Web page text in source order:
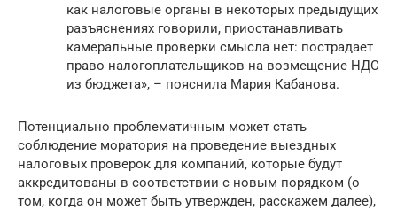
как налоговые органы в некоторых предыдущих
разъяснениях говорили, приостанавливать
камеральные проверки смысла нет: пострадает
право налогоплательщиков на возмещение НДС
из бюджета», – пояснила Мария Кабанова.
Потенциально проблематичным может стать
соблюдение моратория на проведение выездных
налоговых проверок для компаний, которые будут
аккредитованы в соответствии с новым порядком (о
том, когда он может быть утвержден, расскажем далее),